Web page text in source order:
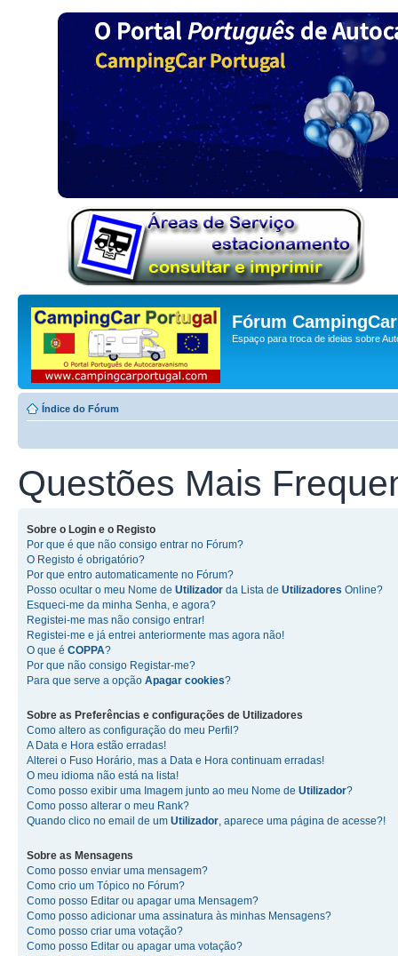
Fórum
Espaço para troca de ideias sobre
Índice do Fórum
Questões Mais
Sobre o Login e o Registo
Por que é que não consigo entrar no Fórum?
O Registo é obrigatório?
Por que entro automaticamente no Fórum?
Posso ocultar o meu Nome de Utilizador da Lista de Utilizadores Online?
Esqueci-me da minha Senha, e agora?
Registei-me mas não consigo entrar!
Registei-me e já entrei anteriormente mas agora não!
O que é COPPA?
Por que não consigo Registar-me?
Para que serve a opção Apagar cookies?
Sobre as Preferências e configurações de Utilizadores
Como altero as configuração do meu Perfil?
A Data e Hora estão erradas!
Alterei o Fuso Horário, mas a Data e Hora continuam erradas!
O meu idioma não está na lista!
Como posso exibir uma Imagem junto ao meu Nome de Utilizador?
Como posso alterar o meu Rank?
Quando clico no email de um Utilizador, aparece uma página de acesse?!
Sobre as Mensagens
Como posso enviar uma mensagem?
Como crio um Tópico no Fórum?
Como posso Editar ou apagar uma Mensagem?
Como posso adicionar uma assinatura às minhas Mensagens?
Como posso criar uma votação?
Como posso Editar ou apagar uma votação?